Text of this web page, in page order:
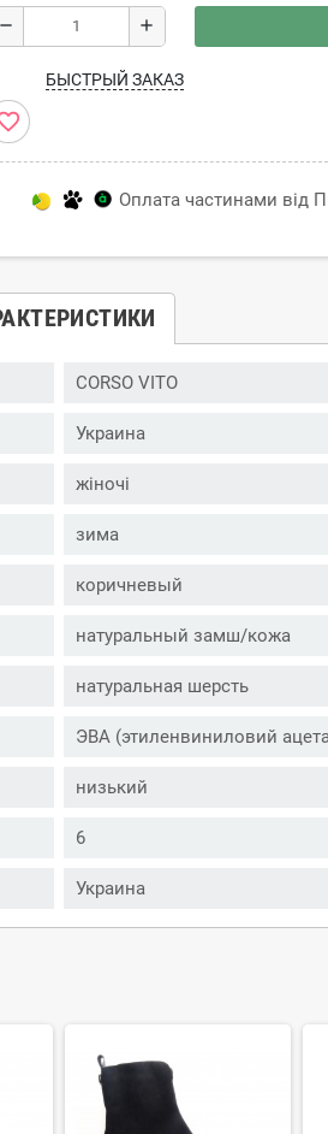
remove add
БЫСТРЫЙ ЗАКАЗ
Оплата частинами від
CORSO VITO
Украина
жіночі
зима
коричневый
натуральный замш/кожа
натуральная шерсть
ЭВА (этиленвиниловий
низький
6
Украина